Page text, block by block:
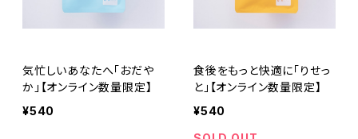
気忙しいあなたへ「おだや
か」【オンライン数量限定】
¥540
食後をもっと快適に「りせっ
と」【オンライン数量限定】
¥540